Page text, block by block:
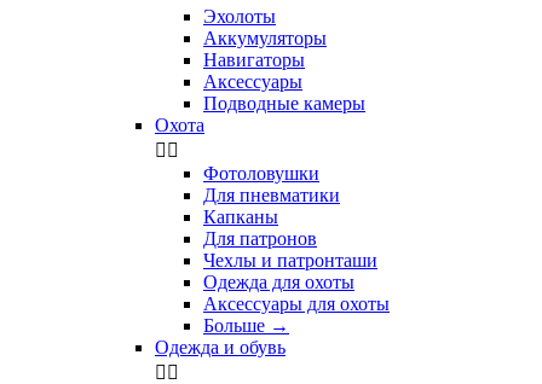
Эхолоты
Аккумуляторы
Навигаторы
Аксессуары
Подводные камеры
Охота
 
Фотоловушки
Для пневматики
Капканы
Для патронов
Чехлы и патронташи
Одежда для охоты
Аксессуары для охоты
Больше →
Одежда и обувь
 